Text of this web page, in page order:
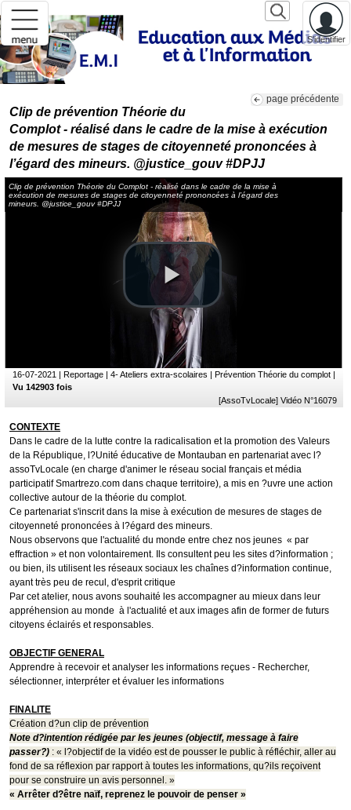
S'identifier
page précédente
Clip de prévention Théorie du
Complot - réalisé dans le cadre de la mise à exécution
de mesures de stages de citoyenneté prononcées à
l’égard des mineurs. @justice_gouv #DPJJ
Clip de prévention Théorie du Complot - réalisé dans le cadre de la mise à
exécution de mesures de stages de citoyenneté prononcées à l’égard des
mineurs. @justice_gouv #DPJJ
16-07-2021 | Reportage | 4- Ateliers extra-scolaires | Prévention Théorie du complot |
Vu 142903 fois
[AssoTvLocale] Vidéo N°16079
CONTEXTE
Dans le cadre de la lutte contre la radicalisation et la promotion des Valeurs
de la République, l?Unité éducative de Montauban en partenariat avec l?
assoTvLocale (en charge d'animer le réseau social français et média
participatif Smartrezo.com dans chaque territoire), a mis en ?uvre une action
collective autour de la théorie du complot.
Ce partenariat s'inscrit dans la mise à exécution de mesures de stages de
citoyenneté prononcées à l?égard des mineurs.
Nous observons que l'actualité du monde entre chez nos jeunes « par
effraction » et non volontairement. Ils consultent peu les sites d?information ;
ou bien, ils utilisent les réseaux sociaux les chaînes d?information continue,
ayant très peu de recul, d'esprit critique
Par cet atelier, nous avons souhaité les accompagner au mieux dans leur
appréhension au monde à l'actualité et aux images afin de former de futurs
citoyens éclairés et responsables.
OBJECTIF GENERAL
Apprendre à recevoir et analyser les informations reçues - Rechercher,
sélectionner, interpréter et évaluer les informations
FINALITE
Création d?un clip de prévention
Note d?intention rédigée par les jeunes (objectif, message à faire
passer?) : « l?objectif de la vidéo est de pousser le public à réfléchir, aller au
fond de sa réflexion par rapport à toutes les informations, qu?ils reçoivent
pour se construire un avis personnel. »
« Arrêter d?être naïf, reprenez le pouvoir de penser »